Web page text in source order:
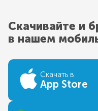
Скачивайте и
в нашем
Скачать в
App Store